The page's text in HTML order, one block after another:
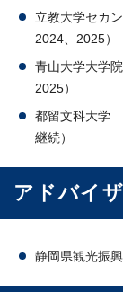
立教大学セカ
2024、2025）
青山大学大学
2025）
都留文科大学
継続）
アドバイ
静岡県観光振